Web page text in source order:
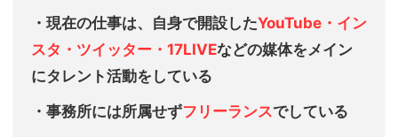
・現在の仕事は、自身で開設したYouTube・イン
スタ・ツイッター・17LIVEなどの媒体をメイン
にタレント活動をしている
・事務所には所属せずフリーランスでしている